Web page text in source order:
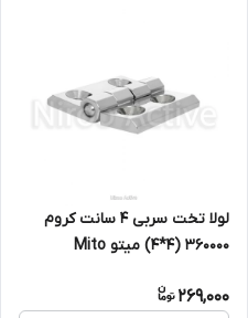
لولا تخت سربی ۴ سانت کروم
۳۶۰۰۰۰ (۴*۴) میتو Mito
269,000